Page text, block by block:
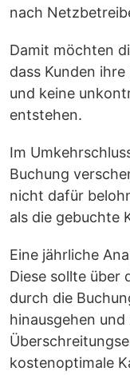
nach
Damit möchten
dass Kunden
und keine
entstehen.
Im
Buchung
nicht dafür
als die gebuchte
Eine jährliche
Diese sollte über
durch die
hinausgehen
kostenoptimale